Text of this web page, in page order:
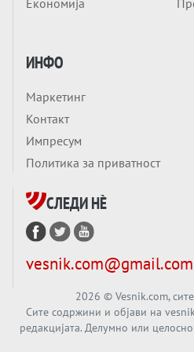
ЛУЃЕТО
европската
голем потрес?
Вечер тема
Што значи
ВО СВЕТОТ?
Вечер тема
ИНФО
Маркетинг
Контакт
Импресум
Политика за приватност
СЛЕДИ НÈ
vesnik.com@gmail.com
2026 © Vesnik.com,
Сите содржини и објави на
редакцијата. Делумно или